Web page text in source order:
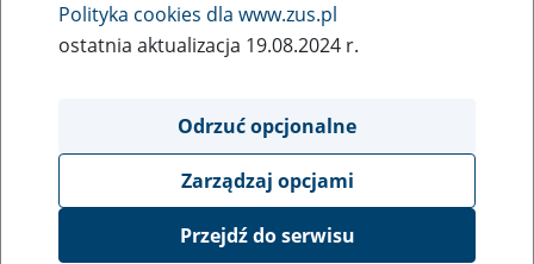
Polityka cookies dla www.zus.pl
ostatnia aktualizacja 19.08.2024 r.
Odrzuć opcjonalne
Zarządzaj opcjami
Przejdź do serwisu